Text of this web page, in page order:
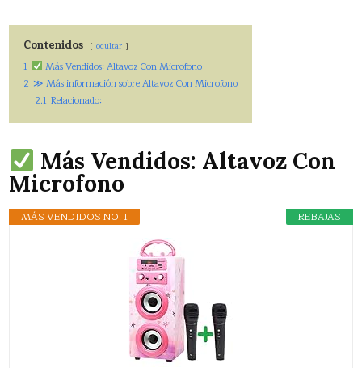
Contenidos ocultar
1
Más Vendidos: Altavoz Con Microfono
2 ≫ Más información sobre Altavoz Con Microfono
2.1 Relacionado:
Más Vendidos: Altavoz Con
Microfono
REBAJAS
MÁS VENDIDOS NO. 1